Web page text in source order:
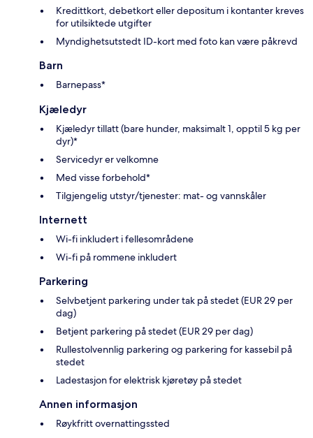
Kredittkort, debetkort eller depositum i kontanter kreves
for utilsiktede utgifter
Myndighetsutstedt ID-kort med foto kan være påkrevd
Barn
Barnepass*
Kjæledyr
Kjæledyr tillatt (bare hunder, maksimalt 1, opptil 5 kg per
dyr)*
Servicedyr er velkomne
Med visse forbehold*
Tilgjengelig utstyr/tjenester: mat- og vannskåler
Internett
Wi-fi inkludert i fellesområdene
Wi-fi på rommene inkludert
Parkering
Selvbetjent parkering under tak på stedet (EUR 29 per
dag)
Betjent parkering på stedet (EUR 29 per dag)
Rullestolvennlig parkering og parkering for kassebil på
stedet
Ladestasjon for elektrisk kjøretøy på stedet
Annen informasjon
Røykfritt overnattingssted